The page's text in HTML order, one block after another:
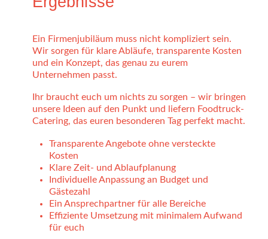
Ein Firmenjubiläum muss nicht kompliziert sein.
Wir sorgen für klare Abläufe, transparente Kosten
und ein Konzept, das genau zu eurem
Unternehmen passt.
Ihr braucht euch um nichts zu sorgen – wir bringen
unsere Ideen auf den Punkt und liefern Foodtruck-
Catering, das euren besonderen Tag perfekt macht.
Transparente Angebote ohne versteckte
Kosten
Klare Zeit- und Ablaufplanung
Individuelle Anpassung an Budget und
Gästezahl
Ein Ansprechpartner für alle Bereiche
Effiziente Umsetzung mit minimalem Aufwand
für euch